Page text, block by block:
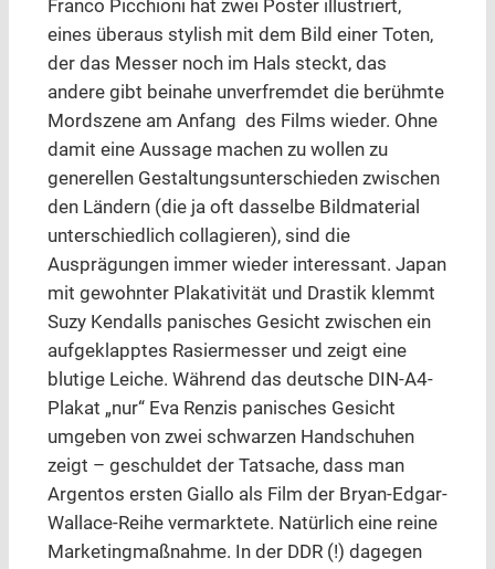
Franco Picchioni hat zwei Poster illustriert,
eines überaus stylish mit dem Bild einer Toten,
der das Messer noch im Hals steckt, das
andere gibt beinahe unverfremdet die berühmte
Mordszene am Anfang des Films wieder. Ohne
damit eine Aussage machen zu wollen zu
generellen Gestaltungsunterschieden zwischen
den Ländern (die ja oft dasselbe Bildmaterial
unterschiedlich collagieren), sind die
Ausprägungen immer wieder interessant. Japan
mit gewohnter Plakativität und Drastik klemmt
Suzy Kendalls panisches Gesicht zwischen ein
aufgeklapptes Rasiermesser und zeigt eine
blutige Leiche. Während das deutsche DIN-A4-
Plakat „nur“ Eva Renzis panisches Gesicht
umgeben von zwei schwarzen Handschuhen
zeigt – geschuldet der Tatsache, dass man
Argentos ersten Giallo als Film der Bryan-Edgar-
Wallace-Reihe vermarktete. Natürlich eine reine
Marketingmaßnahme. In der DDR (!) dagegen